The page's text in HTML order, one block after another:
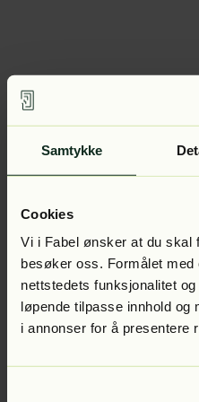
Samtykke
Cookies
Vi i Fabel ønsker at du skal
besøker oss. Formålet
nettstedets funksjonalitet
løpende tilpasse innhold og
i annonser for å presentere